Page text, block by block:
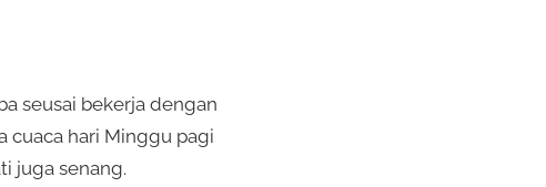
seusai bekerja dengan
cuaca hari Minggu pagi
juga senang.